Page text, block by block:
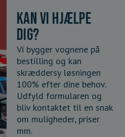
Kan vi hjælpe
dig?
Vi bygger vognene på
bestilling og kan
skræddersy løsningen
100% efter dine behov.
Udfyld formularen og
bliv kontaktet til en snak
om muligheder, priser
mm.